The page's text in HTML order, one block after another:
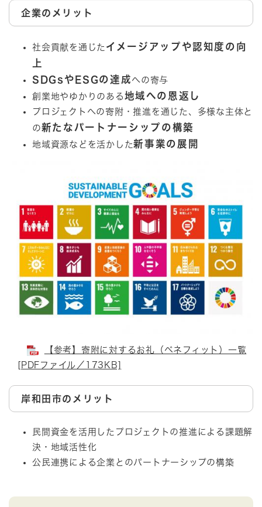
企業のメリット
社会貢献を通じた イメージアップや認知度の向
上
SDGsやESGの達成 への寄与
創業地やゆかりのある 地域への恩返し
プロジェクトへの寄附・推進を通じた、多様な主体と
の新たなパートナーシップの構築
地域資源などを活かした新事業の展開
【参考】寄附に対するお礼（ベネフィット）一覧
[PDFファイル／173KB]
岸和田市のメリット
民間資金を活用したプロジェクトの推進による課題解
決・地域活性化
公民連携による企業とのパートナーシップの構築